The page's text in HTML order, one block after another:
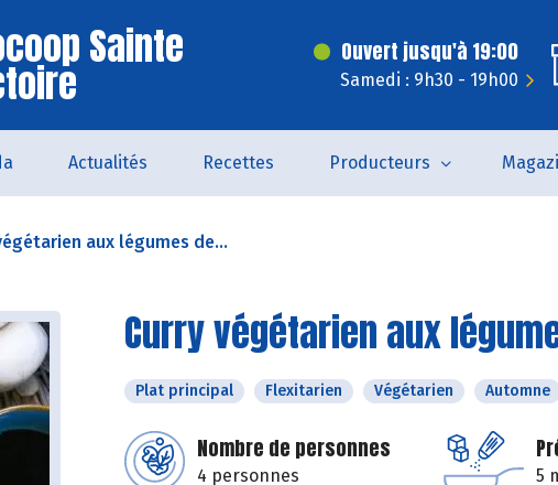
Sainte Ouvert jusqu'à 19:00
Samedi : 9h30 - 19h00
Actualités Recettes Producteurs
aux légumes de...
Curry végétarien aux
Plat principal Flexitarien Végétarien Automne
Nombre de personnes
4 personnes 5